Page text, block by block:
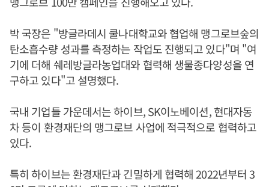
박 국장은 "방글라데시 쿨나대학교와 협업해 맹그로브숲의
탄소흡수량 성과를 측정하는 작업도 진행되고 있다"며 "여
기에 더해 쉐레방글라농업대와 협력해 생물종다양성을 연
구하고 있다"고 설명했다.
국내 기업들 가운데서는 하이브, SK이노베이션, 현대자동
차 등이 환경재단의 맹그로브 사업에 적극적으로 협력하고
있다.
특히 하이브는 환경재단과 긴밀하게 협력해 2022년부터 3